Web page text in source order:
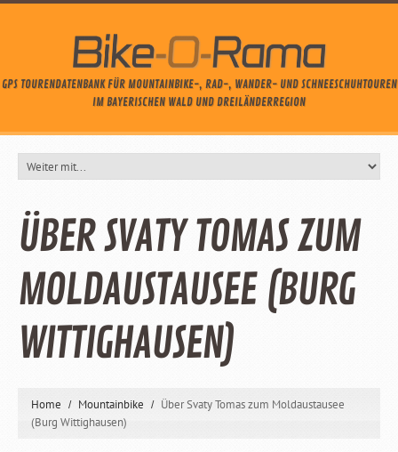
GPS TOURENDATENBANK FÜR MOUNTAINBIKE-, RAD-, WANDER- UND SCHNEESCHUHTOUREN
IM BAYERISCHEN WALD UND DREILÄNDERREGION
ÜBER SVATY TOMAS ZUM
MOLDAUSTAUSEE (BURG
WITTIGHAUSEN)
Home Mountainbike
Über Svaty Tomas zum Moldaustausee
(Burg Wittighausen)